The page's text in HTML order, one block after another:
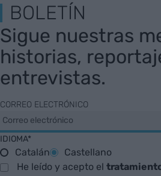
BOLETÍN
Sigue nuestras
historias,
entrevistas.
CORREO ELECTRÓNICO
IDIOMA*
Catalán
Castellano
He leído y acepto el